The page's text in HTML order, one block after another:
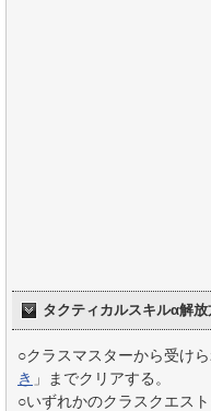
タクティカルスキルα解放
○クラスマスターから受け
き 」までクリアする。
○いずれかのクラスクエス